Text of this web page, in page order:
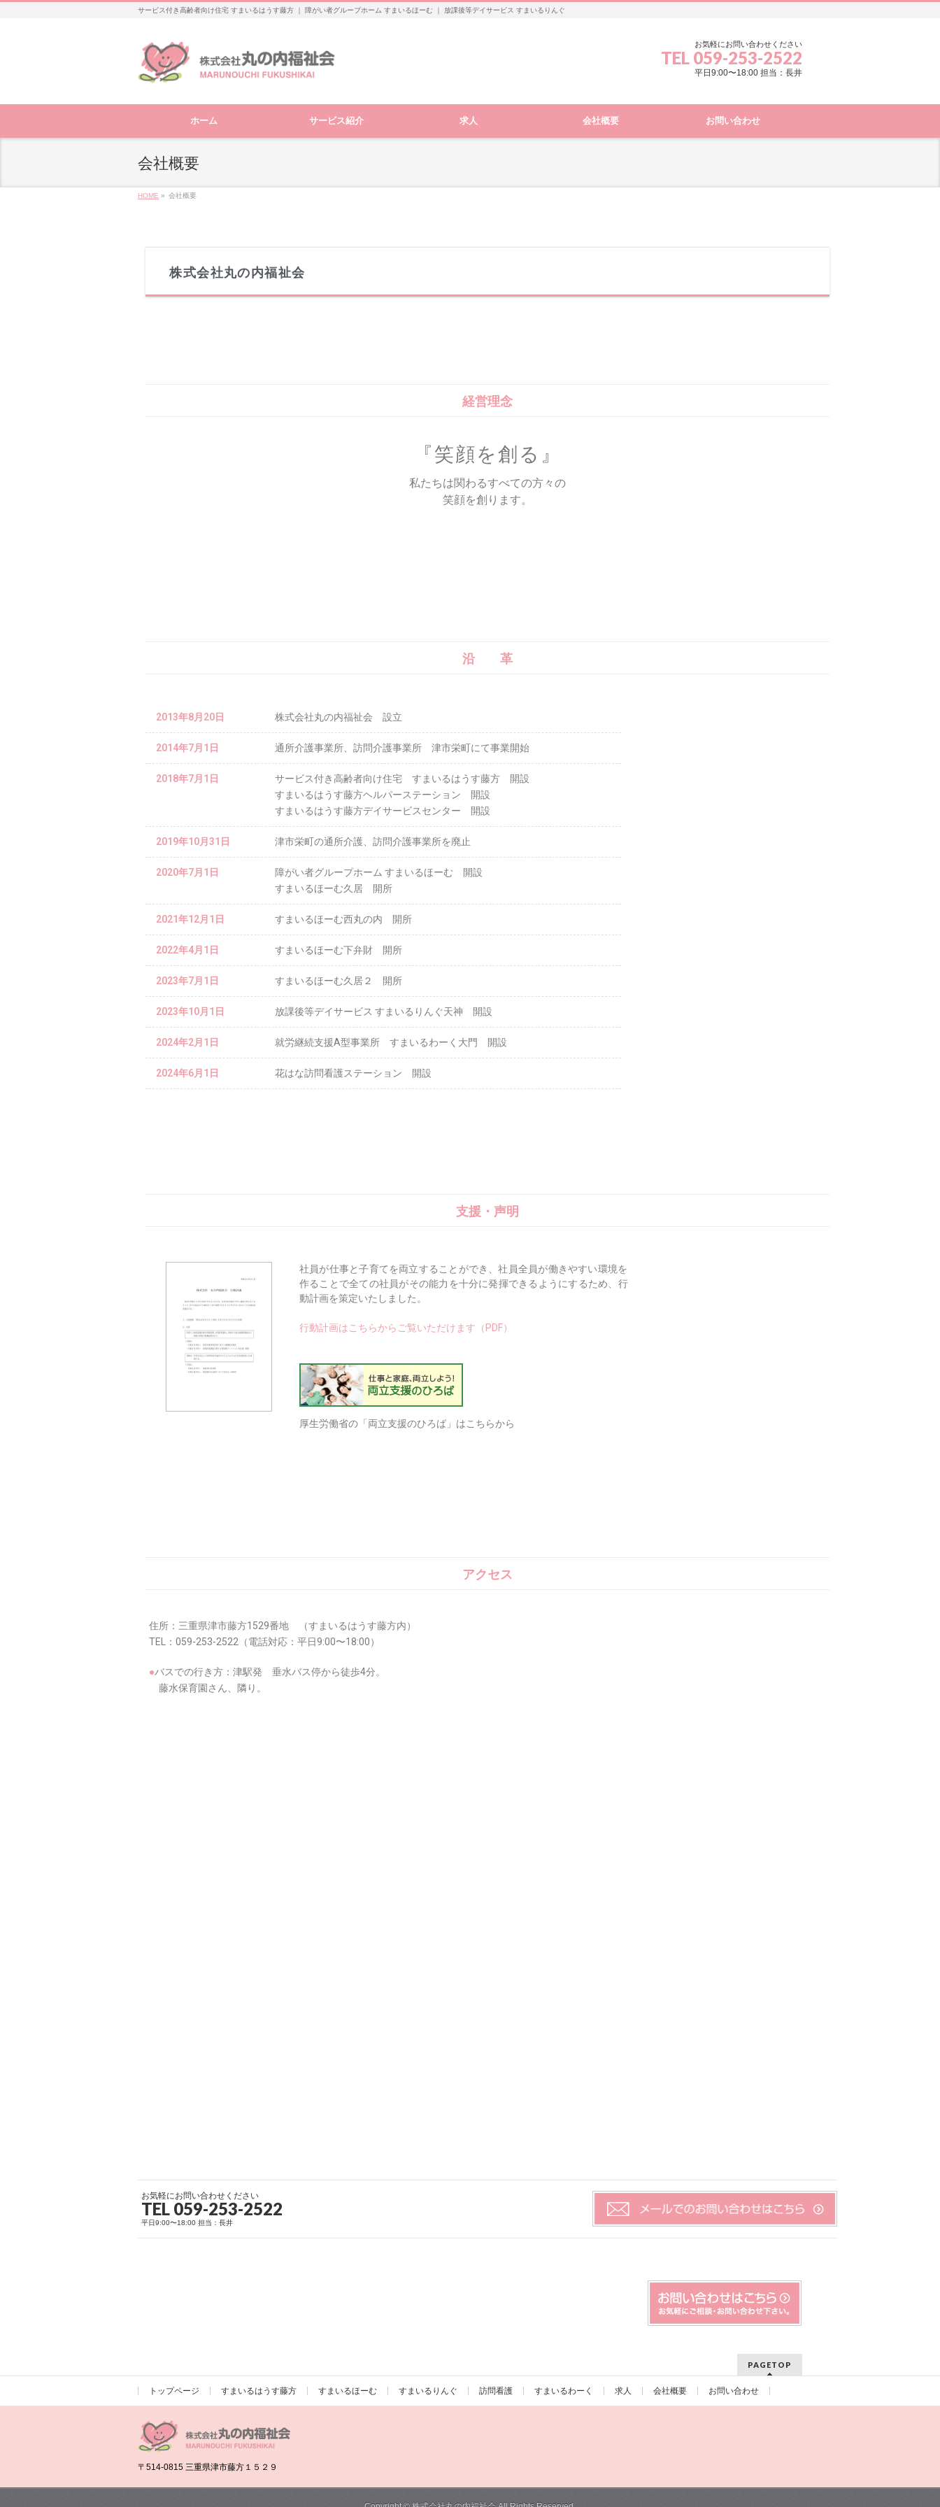
サービス付き高齢者向け住宅 すまいるはうす藤方 ｜ 障がい者グループホーム すまいるほーむ ｜ 放課後等デイサービス すまいるりんぐ
お気軽にお問い合わせください
TEL 059-253-2522
平日9:00〜18:00 担当：長井
ホーム サービス紹介 求人 会社概要 お問い合わせ
会社概要
HOME » 会社概要
株式会社丸の内福祉会
経営理念
『笑顔を創る』
私たちは関わるすべての方々の
笑顔を創ります。
沿 革
2013年8月20日 株式会社丸の内福祉会 設立
2014年7月1日 通所介護事業所、訪問介護事業所 津市栄町にて事業開始
2018年7月1日
サービス付き高齢者向け住宅 すまいるはうす藤方 開設
すまいるはうす藤方ヘルパーステーション 開設
すまいるはうす藤方デイサービスセンター 開設
2019年10月31日 津市栄町の通所介護、訪問介護事業所を廃止
2020年7月1日
障がい者グループホーム すまいるほーむ 開設
すまいるほーむ久居 開所
2021年12月1日 すまいるほーむ西丸の内 開所
2022年4月1日 すまいるほーむ下弁財 開所
2023年7月1日 すまいるほーむ久居２ 開所
2023年10月1日 放課後等デイサービス すまいるりんぐ天神 開設
2024年2月1日 就労継続支援A型事業所 すまいるわーく大門 開設
2024年6月1日 花はな訪問看護ステーション 開設
支援・声明
社員が仕事と子育てを両立することができ、社員全員が働きやすい環境を
作ることで全ての社員がその能力を十分に発揮できるようにするため、行
動計画を策定いたしました。
行動計画はこちらからご覧いただけます（PDF）
厚生労働省の「両立支援のひろば」はこちらから
アクセス
住所：三重県津市藤方1529番地 （すまいるはうす藤方内）
TEL：059-253-2522（電話対応：平日9:00〜18:00）
●バスでの行き方：津駅発 垂水バス停から徒歩4分。
藤水保育園さん、隣り。
お気軽にお問い合わせください
TEL 059-253-2522
平日9:00〜18:00 担当：長井
PAGETOP
トップページ すまいるはうす藤方 すまいるほーむ すまいるりんぐ 訪問看護 すまいるわーく 求人 会社概要 お問い合わせ
〒514-0815 三重県津市藤方１５２９